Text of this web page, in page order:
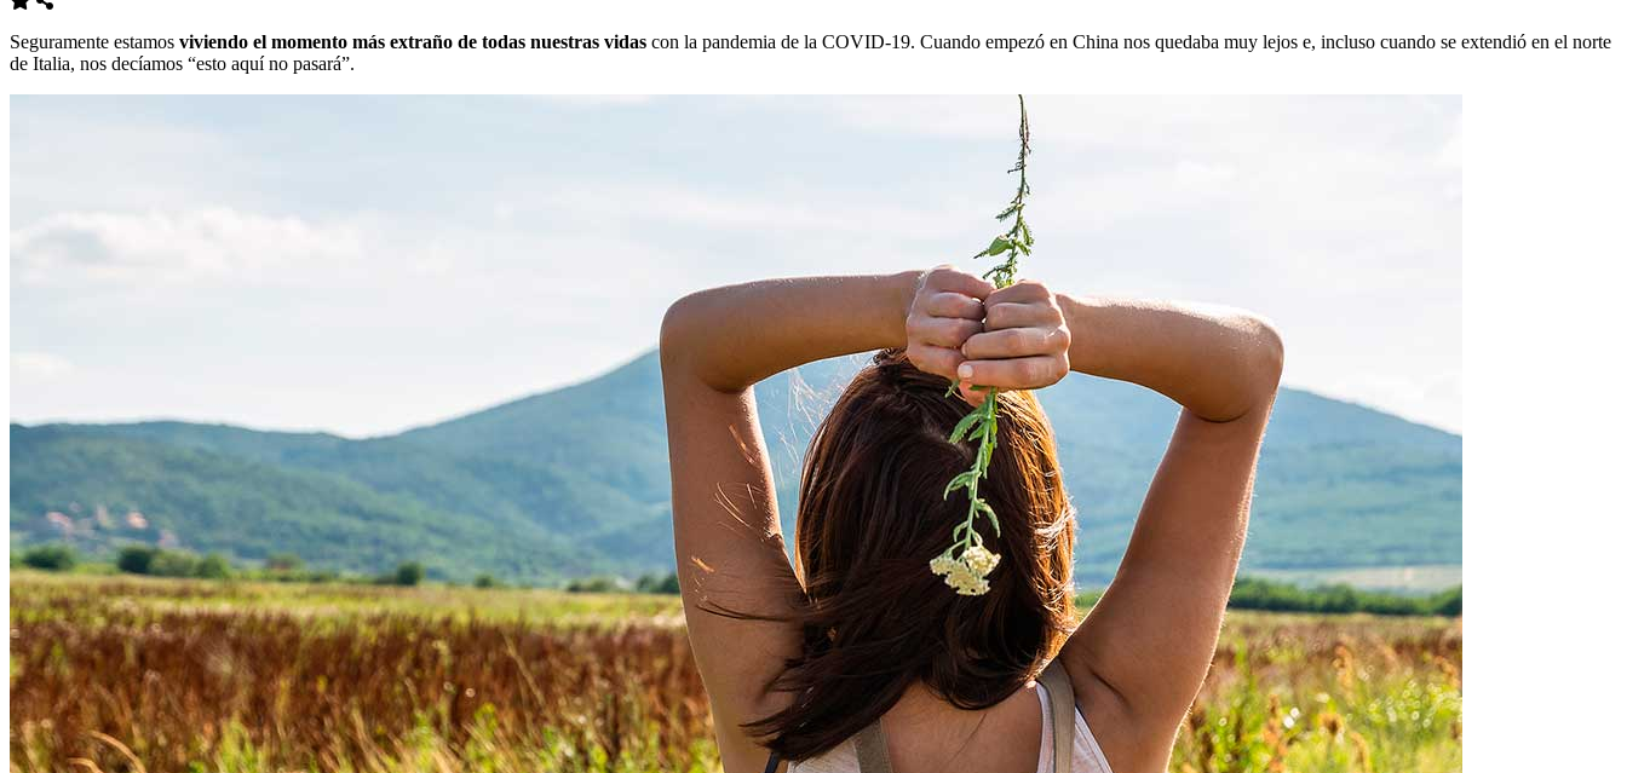
Seguramente estamos viviendo el momento más extraño de todas nuestras vidas con la pandemia de la COVID-19. Cuando empezó en China nos quedaba muy lejos e, incluso cuando se extendió en el norte
de Italia, nos decíamos “esto aquí no pasará”.